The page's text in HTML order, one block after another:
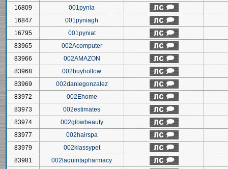
16809
001pynia
16847
001pyniagh
16795
001pyniat
83965
002Acomputer
83966
002AMAZON
83968
002buyhollow
83969
002daniegonzalez
83972
002Ehome
83973
002estimates
83974
002glowbeauty
83977
002hairspa
83979
002klassypet
83981
002laquintapharmacy